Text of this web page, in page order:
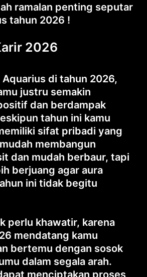
ramalan penting seputar
tahun 2026 !
2026
Aquarius di tahun 2026,
justru semakin
dan berdampak
tahun ini kamu
sifat pribadi yang
membangun
dan mudah berbaur, tapi
berjuang agar aura
ini tidak begitu
perlu khawatir, karena
mendatang kamu
bertemu dengan sosok
dalam segala arah.
menciptakan proses